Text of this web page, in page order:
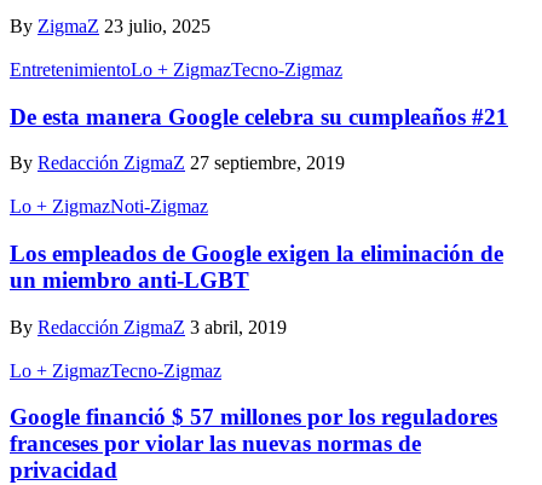
By ZigmaZ 23 julio, 2025
EntretenimientoLo + ZigmazTecno-Zigmaz
De esta manera Google celebra su cumpleaños #21
By Redacción ZigmaZ 27 septiembre, 2019
Lo + ZigmazNoti-Zigmaz
Los empleados de Google exigen la eliminación de
un miembro anti-LGBT
By Redacción ZigmaZ 3 abril, 2019
Lo + ZigmazTecno-Zigmaz
Google financió $ 57 millones por los reguladores
franceses por violar las nuevas normas de
privacidad